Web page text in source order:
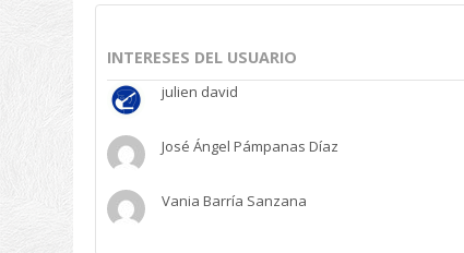
INTERESES DEL USUARIO
julien david
José Ángel Pámpanas Díaz
Vania Barría Sanzana